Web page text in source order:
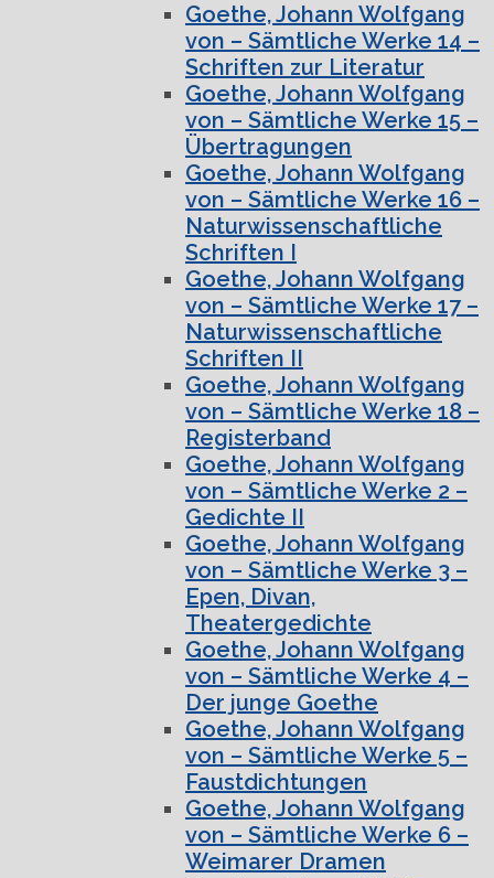
Goethe, Johann Wolfgang
von – Sämtliche Werke 14 –
Schriften zur Literatur
Goethe, Johann Wolfgang
von – Sämtliche Werke 15 –
Übertragungen
Goethe, Johann Wolfgang
von – Sämtliche Werke 16 –
Naturwissenschaftliche
Schriften I
Goethe, Johann Wolfgang
von – Sämtliche Werke 17 –
Naturwissenschaftliche
Schriften II
Goethe, Johann Wolfgang
von – Sämtliche Werke 18 –
Registerband
Goethe, Johann Wolfgang
von – Sämtliche Werke 2 –
Gedichte II
Goethe, Johann Wolfgang
von – Sämtliche Werke 3 –
Epen, Divan,
Theatergedichte
Goethe, Johann Wolfgang
von – Sämtliche Werke 4 –
Der junge Goethe
Goethe, Johann Wolfgang
von – Sämtliche Werke 5 –
Faustdichtungen
Goethe, Johann Wolfgang
von – Sämtliche Werke 6 –
Weimarer Dramen